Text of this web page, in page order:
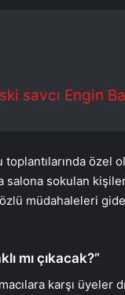
savcı Engin
özel
salona sokulan
müdahaleleri
mı çıkacak?”
karşı üyeler